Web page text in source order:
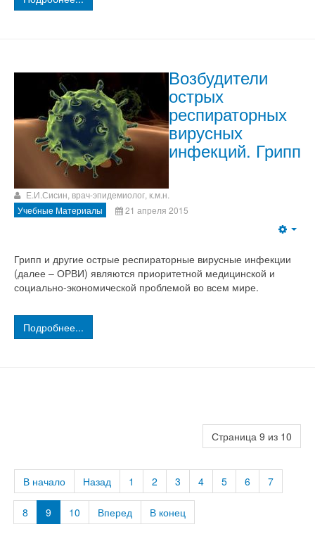
Возбудители
острых
респираторных
вирусных
инфекций. Грипп
Е.И.Сисин, врач-эпидемиолог, к.м.н.
Учебные Материалы
21 апреля 2015
Грипп и другие острые респираторные вирусные инфекции
(далее – ОРВИ) являются приоритетной медицинской и
социально-экономической проблемой во всем мире.
Подробнее...
Страница 9 из 10
В начало Назад 1 2 3 4 5 6 7
8 9 10 Вперед В конец